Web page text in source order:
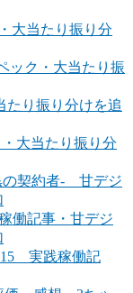
大当たり振り分
ック・大当たり振
り振り分けを追
大当たり振り分
の契約者- 甘デジ
働記事・甘デジ
実践稼働記